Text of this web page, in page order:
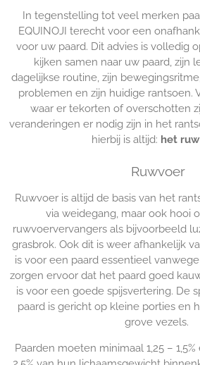
In tegenstelling tot veel merken
EQUINOJI terecht voor een
voor uw paard. Dit advies is volledig
kijken samen naar uw paard, zijn
dagelijkse routine, zijn
problemen en zijn huidige rantsoen.
waar er tekorten of overschotten
veranderingen er nodig zijn in het
hierbij is altijd: het
Ruwvoer
Ruwvoer is altijd de basis van het
via weidegang, maar ook hooi
ruwvoervervangers als bijvoorbeeld
grasbrok. Ook dit is weer afhankelijk
is voor een paard essentieel
zorgen ervoor dat het paard goed
is voor een goede spijsvertering. De
paard is gericht op kleine porties en
grove vezels.
Paarden moeten minimaal 1,25 –